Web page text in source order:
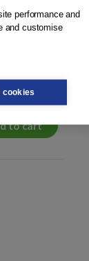
Heukels
to cart
performance and
and customise
cookies